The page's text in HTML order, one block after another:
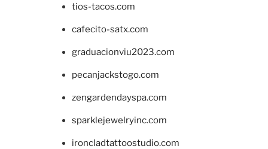
tios-tacos.com
cafecito-satx.com
graduacionviu2023.com
pecanjackstogo.com
zengardendayspa.com
sparklejewelryinc.com
ironcladtattoostudio.com